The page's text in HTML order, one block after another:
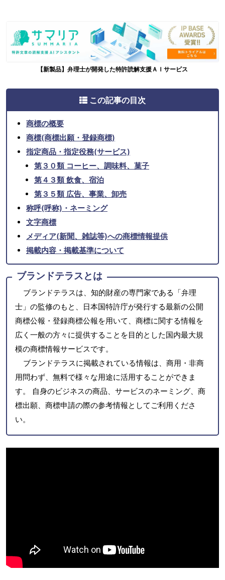
【新製品】弁理士が開発した特許読解支援ＡＩサービス
この記事の目次
商標の概要
商標(商標出願・登録商標)
指定商品・指定役務(サービス)
第３０類 コーヒー、調味料、菓子
第４３類 飲食、宿泊
第３５類 広告、事業、卸売
称呼(呼称)・ネーミング
文字商標
メディア(新聞、雑誌等)への商標情報提供
掲載内容・掲載基準について
ブランドテラスとは
ブランドテラスは、知的財産の専門家である「弁理
士」の監修のもと、日本国特許庁が発行する最新の公開
商標公報・登録商標公報を用いて、商標に関する情報を
広く一般の方々に提供することを目的とした国内最大規
模の商標情報サービスです。
ブランドテラスに掲載されている情報は、商用・非商
用問わず、無料で様々な用途に活用することができま
す。 自身のビジネスの商品、サービスのネーミング、商
標出願、商標申請の際の参考情報としてご利用くださ
い。